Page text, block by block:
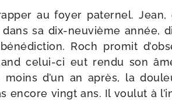
au foyer pater­nel.
sa dix-​neuvième année,
Roch pro­mit
celui-​ci eut ren­du son
moins d’un an après, la
encore vingt ans. Il vou­lut à